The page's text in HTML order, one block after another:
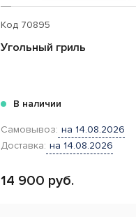
Код 70895
Угольный гриль
В наличии
Самовывоз: на 14.08.2026
Доставка: на 14.08.2026
14 900 руб.